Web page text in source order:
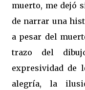
muerto, me dejó
de narrar una
a pesar del
trazo del
expresividad de
alegría, la